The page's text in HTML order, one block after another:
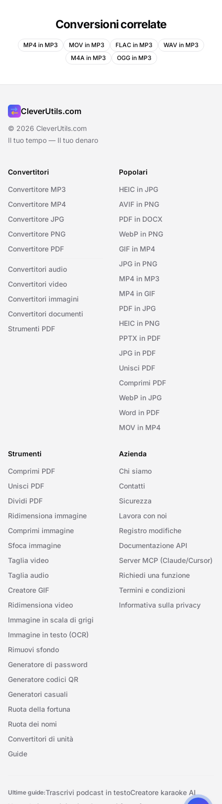
Conversioni correlate
MP4 in MP3 MOV in MP3 FLAC in MP3
WAV in MP3
M4A in MP3
OGG in MP3
CleverUtils.com
© 2026 CleverUtils.com
Il tuo tempo — Il tuo denaro
Convertitori
Convertitore MP3
Convertitore MP4
Convertitore JPG
Convertitore PNG
Convertitore PDF
Convertitori audio
Convertitori video
Convertitori immagini
Convertitori documenti
Strumenti PDF
Popolari
HEIC in JPG
AVIF in PNG
PDF in DOCX
WebP in PNG
GIF in MP4
JPG in PNG
MP4 in MP3
MP4 in GIF
PDF in JPG
HEIC in PNG
PPTX in PDF
JPG in PDF
Unisci PDF
Comprimi PDF
WebP in JPG
Word in PDF
MOV in MP4
Strumenti
Comprimi PDF
Unisci PDF
Dividi PDF
Ridimensiona immagine
Comprimi immagine
Sfoca immagine
Taglia video
Taglia audio
Creatore GIF
Ridimensiona video
Immagine in scala di grigi
Immagine in testo (OCR)
Rimuovi sfondo
Generatore di password
Generatore codici QR
Generatori casuali
Ruota della fortuna
Ruota dei nomi
Convertitori di unità
Guide
Azienda
Chi siamo
Contatti
Sicurezza
Lavora con noi
Registro modifiche
Documentazione API
Server MCP (Claude/Cursor)
Richiedi una funzione
Termini e condizioni
Informativa sulla privacy
Ultime guide:Trascrivi podcast in testoCreatore karaoke AI